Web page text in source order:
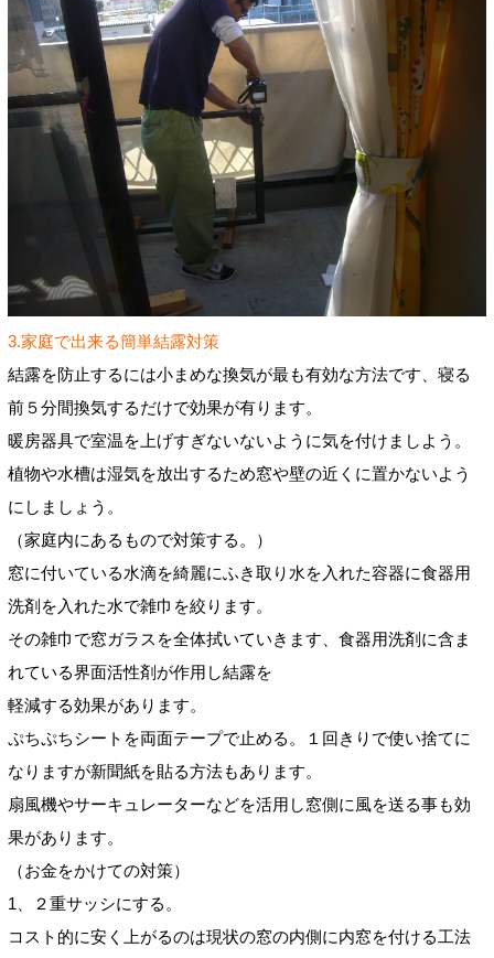
3.家庭で出来る簡単結露対策
結露を防止するには小まめな換気が最も有効な方法です、寝る
前５分間換気するだけで効果が有ります。
暖房器具で室温を上げすぎないないように気を付けましよう。
植物や水槽は湿気を放出するため窓や壁の近くに置かないよう
にしましょう。
（家庭内にあるもので対策する。）
窓に付いている水滴を綺麗にふき取り水を入れた容器に食器用
洗剤を入れた水で雑巾を絞ります。
その雑巾で窓ガラスを全体拭いていきます、食器用洗剤に含ま
れている界面活性剤が作用し結露を
軽減する効果があります。
ぷちぷちシートを両面テープで止める。１回きりで使い捨てに
なりますが新聞紙を貼る方法もあります。
扇風機やサーキュレーターなどを活用し窓側に風を送る事も効
果があります。
（お金をかけての対策）
1、２重サッシにする。
コスト的に安く上がるのは現状の窓の内側に内窓を付ける工法